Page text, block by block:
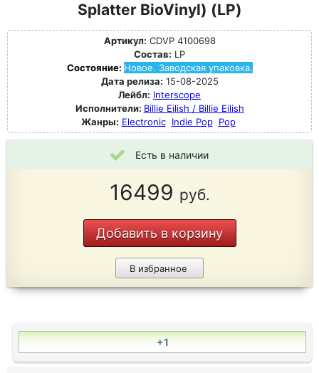
Splatter BioVinyl) (LP)
Артикул: CDVP 4100698
Состав: LP
Состояние: Новое. Заводская упаковка.
Дата релиза: 15-08-2025
Лейбл: Interscope
Исполнители: Billie Eilish / Billie Eilish
Жанры: Electronic Indie Pop Pop
Есть в наличии
16499 руб.
Добавить в корзину
В избранное
+1